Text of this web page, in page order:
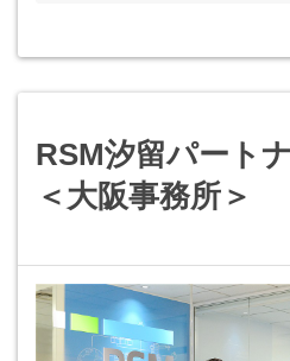
RSM汐留パート
＜大阪事務所＞